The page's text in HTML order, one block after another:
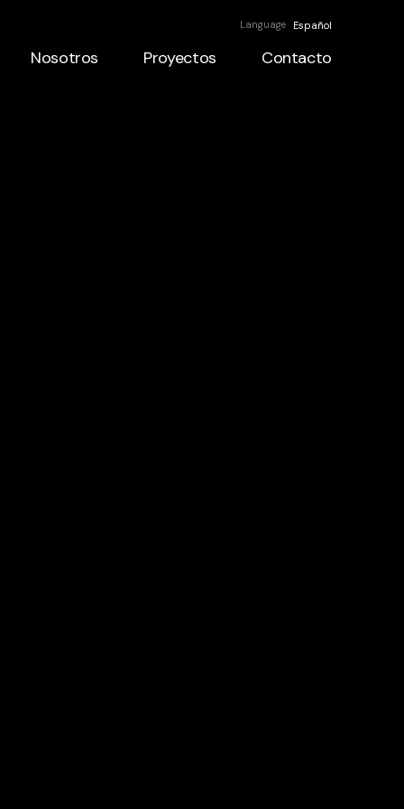
Nosotros
Proyectos
Contacto
Contacto
Language Español